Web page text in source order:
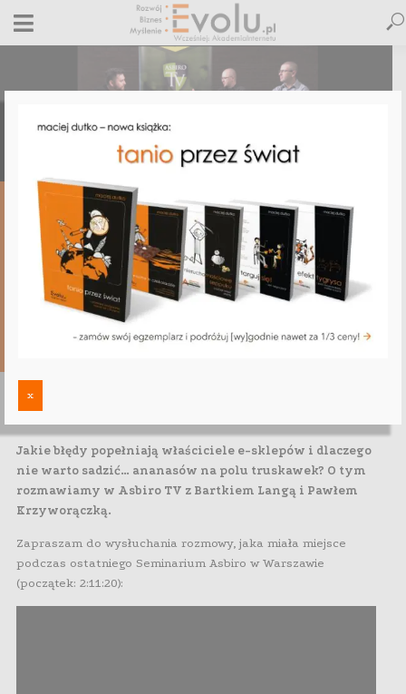
OGÓLNE
5 błędów sklepów internetowych –
wywiad dla Asbiro TV
28 października 2019 4 komentarze Maciej Dutko 1 minut czytania
Jakie błędy popełniają właściciele e-sklepów i dlaczego
nie warto sadzić… ananasów na polu truskawek? O tym
rozmawiamy w Asbiro TV z Bartkiem Langą i Pawłem
Krzyworączką.
Zapraszam do wysłuchania rozmowy, jaka miała miejsce
podczas ostatniego Seminarium Asbiro w Warszawie
(początek: 2:11:20):
x